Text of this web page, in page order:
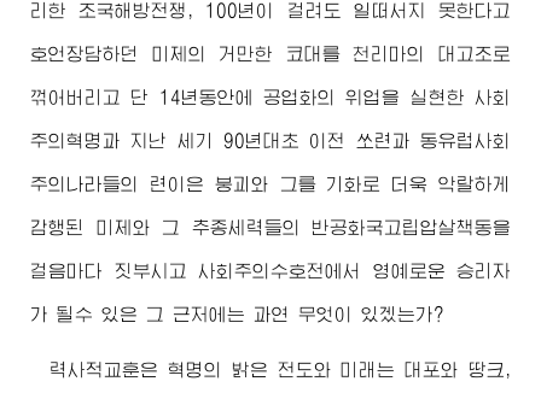
리한 조국해방전쟁, 100년이 걸려도 일떠서지 못한다고
호언장담하던 미제의 거만한 코대를 천리마의 대고조로
꺾어버리고 단 14년동안에 공업화의 위업을 실현한 사회
주의혁명과 지난 세기 90년대초 이전 쏘련과 동유럽사회
주의나라들의 련이은 붕괴와 그를 기화로 더욱 악랄하게
감행된 미제와 그 추종세력들의 반공화국고립압살책동을
걸음마다 짓부시고 사회주의수호전에서 영예로운 승리자
가 될수 있은 그 근저에는 과연 무엇이 있겠는가?
력사적교훈은 혁명의 밝은 전도와 미래는 대포와 땅크,